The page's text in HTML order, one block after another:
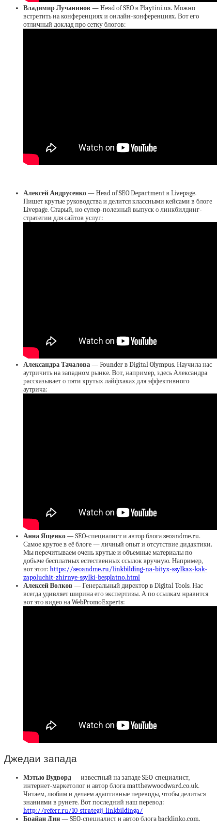
Владимир Лучанинов — Head of SEO в Playtini.ua. Можно
встретить на конференциях и онлайн-конференциях. Вот его
отличный доклад про сетку блогов:
Алексей Андрусенко— Head of SEO Department в Livepage.
Пишет крутые руководства и делится классными кейсами в блоге
Livepage. Старый, но супер-полезный выпуск о линкбилдинг-
стратегии для сайтов услуг:
Александра Тачалова— Founder в Digital Olympus. Научила нас
аутричить на западном рынке. Вот, например, здесь Александра
рассказывает о пяти крутых лайфхаках для эффективного
аутрича:
Анна Ященко— SEO-специалист и автор блога seoandme.ru.
Самое крутое в её блоге — личный опыт и отсутствие дидактики.
Мы перечитываем очень крутые и объемные материалы по
добыче бесплатных естественных ссылок вручную. Например,
вот этот: https://seoandme.ru/linkbilding-na-bityx-ssylkax-kak-
zapoluchit-zhirnye-ssylki-besplatno.html
Алексей Волков — Генеральный директор в Digital Tools. Нас
всегда удивляет ширина его экспертизы. А по ссылкам нравится
вот это видео на WebPromoExperts:
Джедаи запада
Мэтью Вудворд— известный на западе SEO-специалист,
интернет-маркетолог и автор блога matthewwoodward.co.uk.
Читаем, любим и делаем адаптивные переводы, чтобы делиться
знаниями в рунете. Вот последний наш перевод:
http://referr.ru/10-strategij-linkbildinga/
Брайан Дин— SEO-специалист и автор блога backlinko.com.